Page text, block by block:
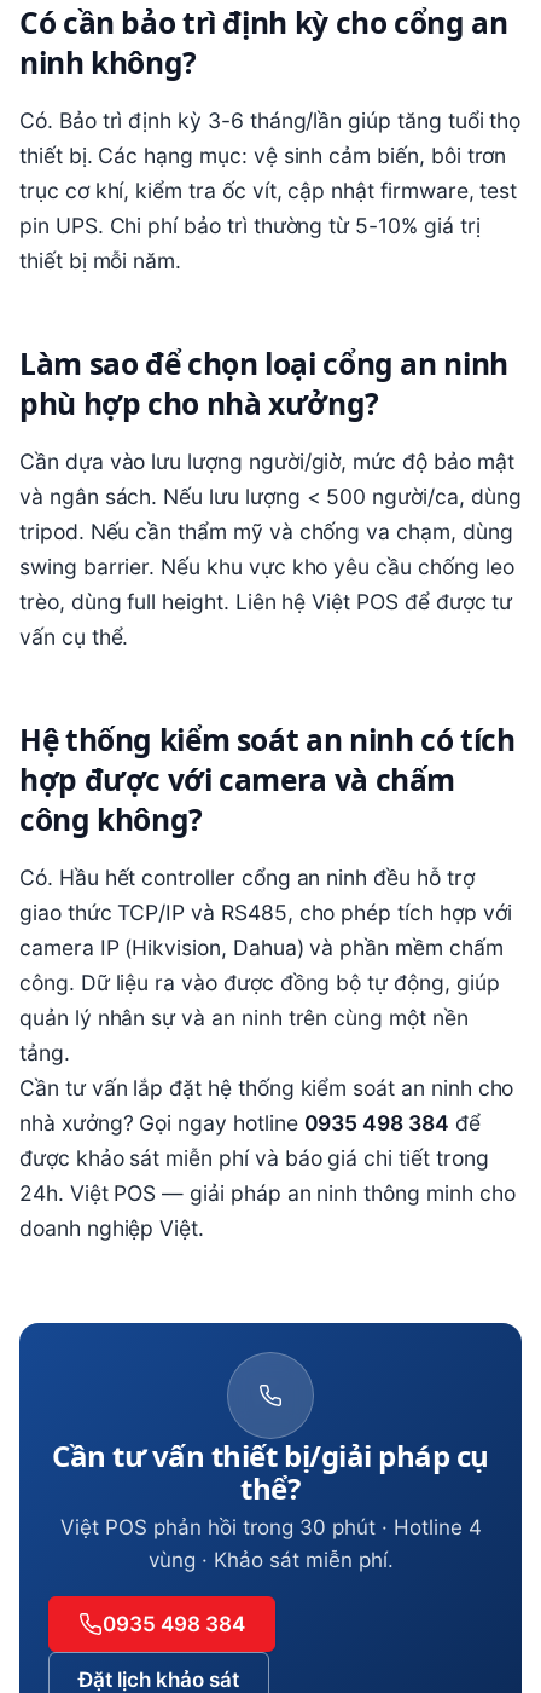
Có cần bảo trì định kỳ cho cổng an
ninh không?
Có. Bảo trì định kỳ 3-6 tháng/lần giúp tăng tuổi thọ
thiết bị. Các hạng mục: vệ sinh cảm biến, bôi trơn
trục cơ khí, kiểm tra ốc vít, cập nhật firmware, test
pin UPS. Chi phí bảo trì thường từ 5-10% giá trị
thiết bị mỗi năm.
Làm sao để chọn loại cổng an ninh
phù hợp cho nhà xưởng?
Cần dựa vào lưu lượng người/giờ, mức độ bảo mật
và ngân sách. Nếu lưu lượng < 500 người/ca, dùng
tripod. Nếu cần thẩm mỹ và chống va chạm, dùng
swing barrier. Nếu khu vực kho yêu cầu chống leo
trèo, dùng full height. Liên hệ Việt POS để được tư
vấn cụ thể.
Hệ thống kiểm soát an ninh có tích
hợp được với camera và chấm
công không?
Có. Hầu hết controller cổng an ninh đều hỗ trợ
giao thức TCP/IP và RS485, cho phép tích hợp với
camera IP (Hikvision, Dahua) và phần mềm chấm
công. Dữ liệu ra vào được đồng bộ tự động, giúp
quản lý nhân sự và an ninh trên cùng một nền
tảng.
Cần tư vấn lắp đặt hệ thống kiểm soát an ninh cho
nhà xưởng? Gọi ngay hotline 0935 498 384 để
được khảo sát miễn phí và báo giá chi tiết trong
24h. Việt POS — giải pháp an ninh thông minh cho
doanh nghiệp Việt.
Cần tư vấn thiết bị/giải pháp cụ
thể?
Việt POS phản hồi trong 30 phút · Hotline 4
vùng · Khảo sát miễn phí.
0935 498 384
Đặt lịch khảo sát